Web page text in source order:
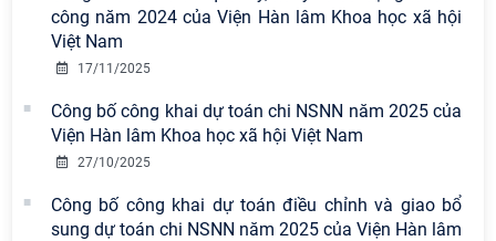
công năm 2024 của Viện Hàn lâm Khoa học xã hội
Việt Nam
17/11/2025
Công bố công khai dự toán chi NSNN năm 2025 của
Viện Hàn lâm Khoa học xã hội Việt Nam
27/10/2025
Công bố công khai dự toán điều chỉnh và giao bổ
sung dự toán chi NSNN năm 2025 của Viện Hàn lâm